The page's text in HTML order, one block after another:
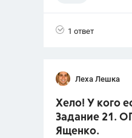
1 ответ
Леха Лешка
Хело! У кого
Задание 21.
Ященко.